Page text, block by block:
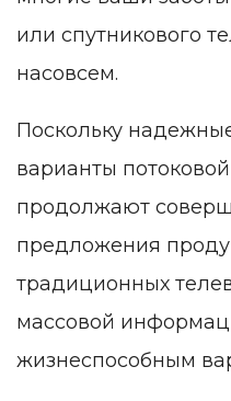
или спутникового
насовсем.
Поскольку
варианты
продолжают
предложения
традиционных
массовой
жизнеспособным